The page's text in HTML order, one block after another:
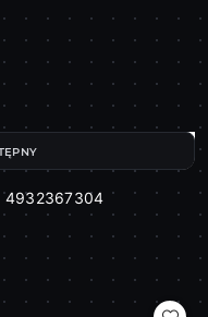
4932367304